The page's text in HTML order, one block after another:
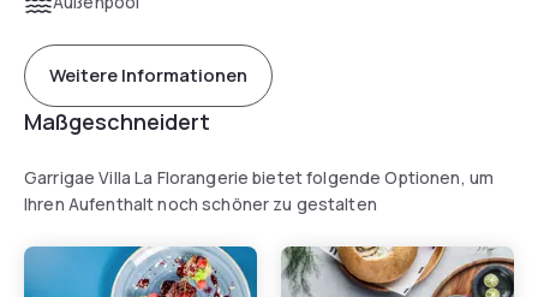
Weitere Informationen
Maßgeschneidert
Garrigae Villa La Florangerie bietet folgende Optionen, um
Ihren Aufenthalt noch schöner zu gestalten